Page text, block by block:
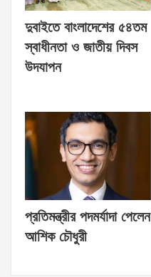
দুবাইতে বাংলাদেশের ৫৪তম
স্বাধীনতা ও জাতীয় দিবস
উদযাপন
প্রতিমন্ত্রীর পদমর্যাদা পেলেন
আশিক চৌধুরী